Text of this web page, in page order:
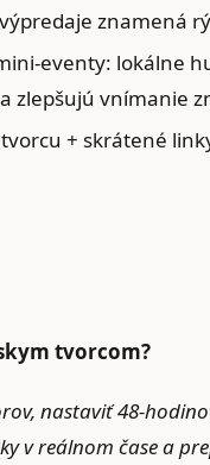
znamená
lokálne
vnímanie
+ skrátené
tvorcom?
nastaviť
v reálnom čase a